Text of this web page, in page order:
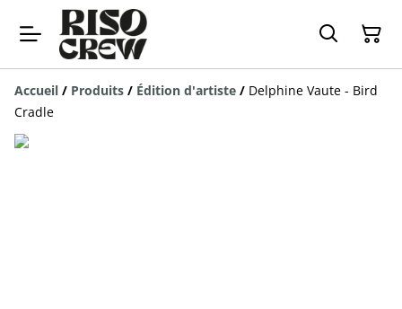
Accueil / Produits / Édition d'artiste / Delphine Vaute - Bird
Cradle